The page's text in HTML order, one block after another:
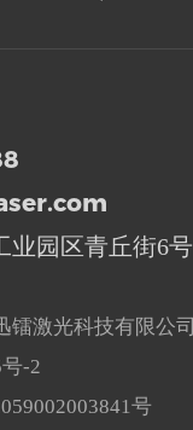
业园区青丘街6号
镭激光科技有限公司
-2
号